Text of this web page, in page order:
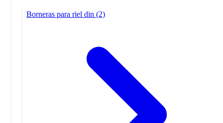
Borneras para riel din (2)